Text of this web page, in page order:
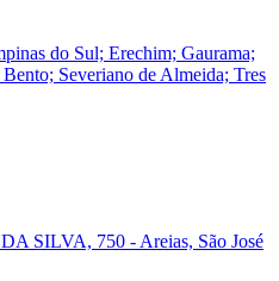
do Sul; Erechim; Gaurama;
Severiano de Almeida; Tres
SILVA, 750 - Areias, São José